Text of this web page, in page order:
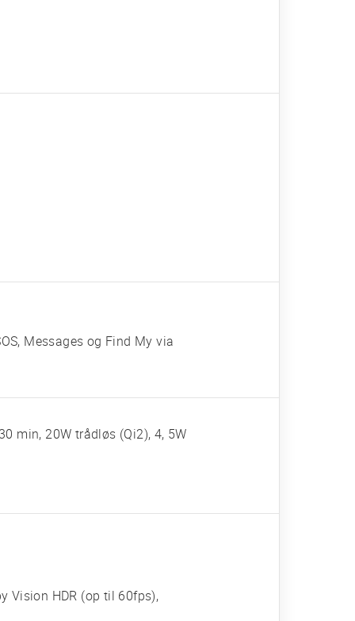
Messages og Find My via
min, 20W trådløs (Qi2), 4, 5W
Vision HDR (op til 60fps),